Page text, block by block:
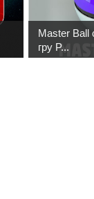
Master Ball
гру P...